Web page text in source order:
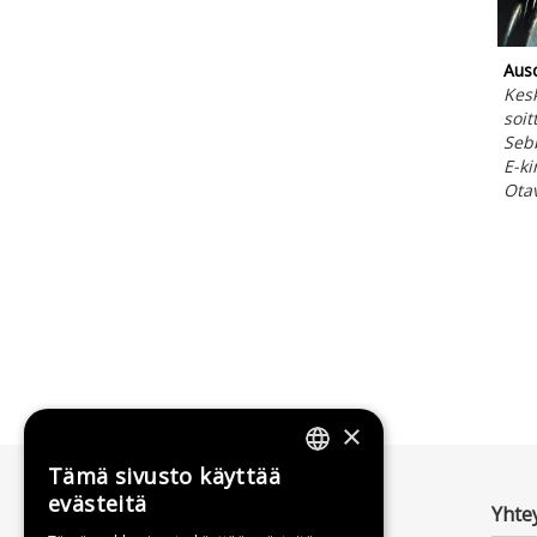
E-
×
Tämä sivusto käyttää
evästeitä